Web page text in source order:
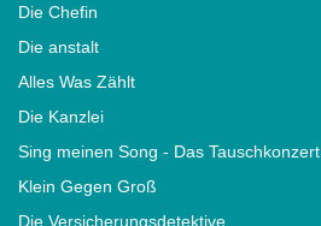
Die Chefin
Die anstalt
Alles Was Zählt
Die Kanzlei
Sing meinen Song - Das Tauschkonzert
Klein Gegen Groß
Die Versicherungsdetektive